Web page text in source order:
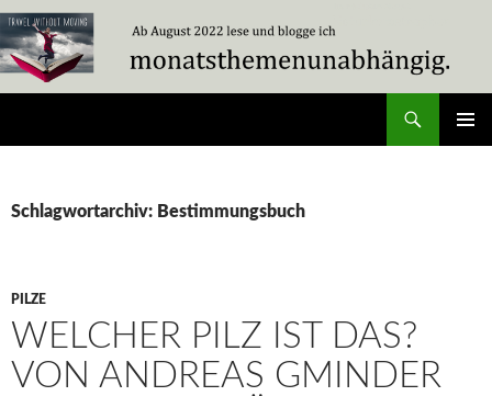
Zum
Inhalt
springen
Schlagwortarchiv: Bestimmungsbuch
PILZE
WELCHER PILZ IST DAS?
VON ANDREAS GMINDER